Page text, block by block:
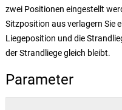
zwei Positionen eingestellt
Sitzposition aus verlagern Sie
Liegeposition und die
der Strandliege gleich bleibt.
Parameter